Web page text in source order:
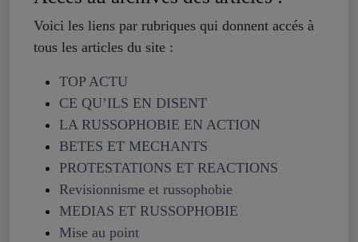
Voici les liens par rubriques qui donnent accés à
tous les articles du site :
TOP ACTU
CE QU’ILS EN DISENT
LA RUSSOPHOBIE EN ACTION
BETES ET MECHANTS
PROTESTATIONS ET REACTIONS
Revisionnisme et russophobie
MEDIAS ET RUSSOPHOBIE
Mise au point